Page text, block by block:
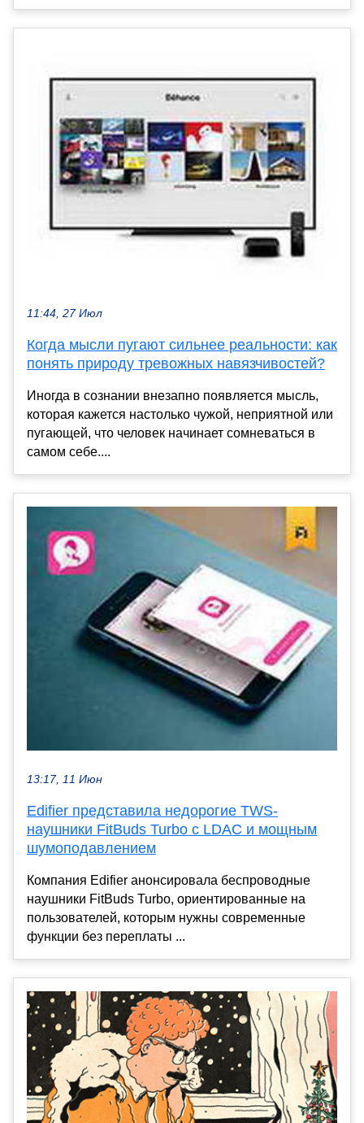
11:44, 27 Июл
Когда мысли пугают сильнее реальности: как
понять природу тревожных навязчивостей?
Иногда в сознании внезапно появляется мысль,
которая кажется настолько чужой, неприятной или
пугающей, что человек начинает сомневаться в
самом себе....
13:17, 11 Июн
Edifier представила недорогие TWS-
наушники FitBuds Turbo с LDAC и мощным
шумоподавлением
Компания Edifier анонсировала беспроводные
наушники FitBuds Turbo, ориентированные на
пользователей, которым нужны современные
функции без переплаты ...